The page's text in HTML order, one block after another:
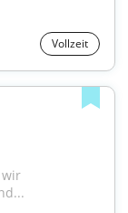
Vollzeit
wir